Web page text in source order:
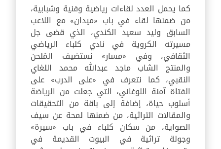
كما يحمل العدد لقاءات رياضية وفنية وشبابية،
من ضمنها لقاء في باب «ميدان» مع اللاعب
السابق وليد سعيد الكندي، الذي قضى جل
مسيرته الكروية في نادي كلباء الرياضي
الثقافي، وفي «مسار» نستضيف المُلحن
والمنتج الشاب ماجد عبدالله محمد اللغاي
النقبي، كما نتعرف في «على الدرب» على
الفتاة آمنة اللوغاني، التي جعلت من الرياضة
أسلوب حياة، إضافة إلى باقة من التحقيقات
والمقالات التراثية، من ضمنها لمحة عن سيف
الصواية، من سكان كلباء في باب «سيرة»
وجولة تراثية في البيوت القديمة في